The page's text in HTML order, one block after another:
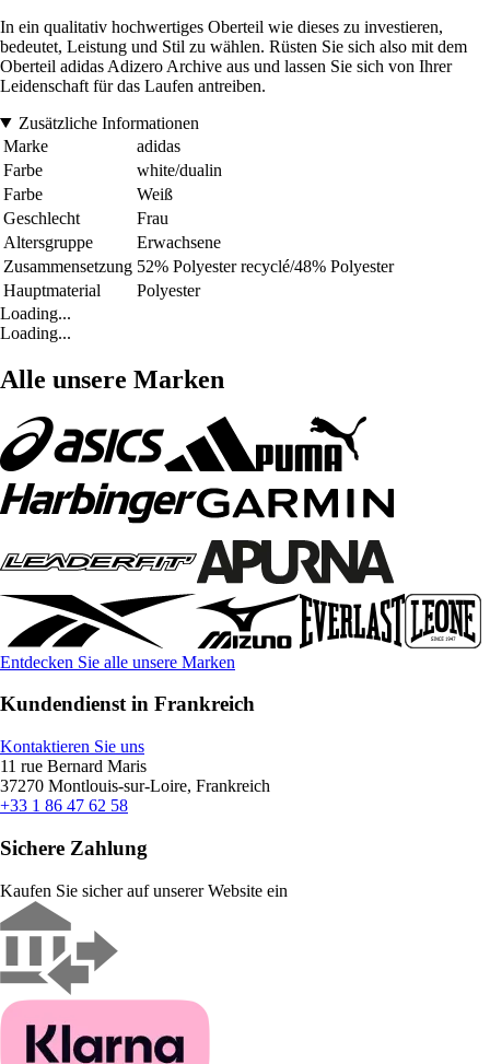
In ein qualitativ hochwertiges Oberteil wie dieses zu investieren,
bedeutet, Leistung und Stil zu wählen. Rüsten Sie sich also mit dem
Oberteil adidas Adizero Archive aus und lassen Sie sich von Ihrer
Leidenschaft für das Laufen antreiben.
Zusätzliche Informationen
Marke
adidas
Farbe
white/dualin
Farbe
Weiß
Geschlecht
Frau
Altersgruppe
Erwachsene
Zusammensetzung 52% Polyester recyclé/48% Polyester
Hauptmaterial
Polyester
Loading...
Loading...
Alle unsere Marken
Entdecken Sie alle unsere Marken
Kundendienst in Frankreich
Kontaktieren Sie uns
11 rue Bernard Maris
37270 Montlouis-sur-Loire, Frankreich
+33 1 86 47 62 58
Sichere Zahlung
Kaufen Sie sicher auf unserer Website ein